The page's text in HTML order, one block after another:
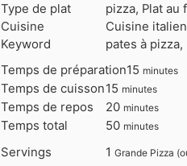
Type de plat
pizza, Plat au
Cuisine
Cuisine
Keyword
pates à pizza,
Temps de préparation15 minutes
minutes
Temps de cuisson15 minutes
minutes
Temps de repos 20minutes
minutes
Temps total 50minutes
minutes
Servings 1 Grande Pizza